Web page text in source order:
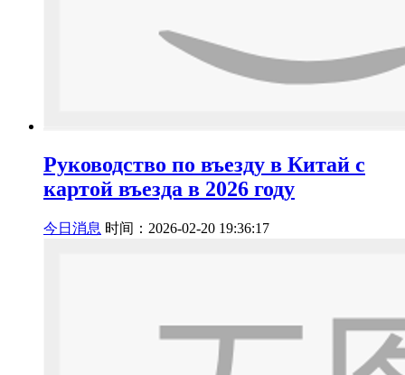
Руководство по въезду в Китай с
картой въезда в 2026 году
今日消息 时间：2026-02-20 19:36:17